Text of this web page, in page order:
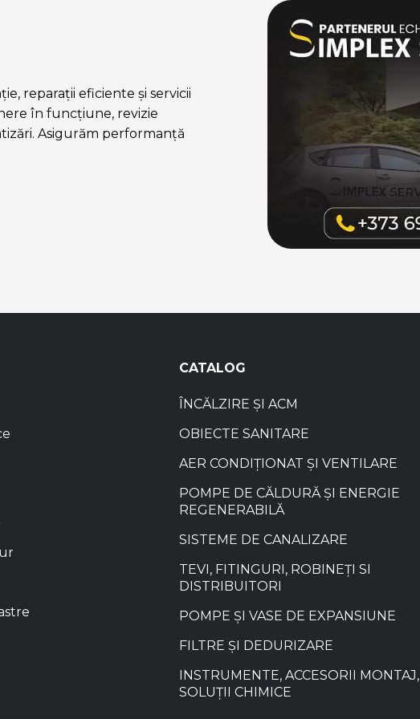
reparații eficiente și servicii
în funcțiune, revizie
Asigurăm performanță
CATALOG
ÎNCĂLZIRE ȘI ACM
OBIECTE SANITARE
AER CONDIȚIONAT ȘI VENTILARE
POMPE DE CĂLDURĂ ȘI ENERGIE
REGENERABILĂ
SISTEME DE CANALIZARE
TEVI, FITINGURI, ROBINEȚI SI
DISTRIBUITORI
POMPE ȘI VASE DE EXPANSIUNE
FILTRE ȘI DEDURIZARE
INSTRUMENTE, ACCESORII MONTAJ,
SOLUȚII CHIMICE